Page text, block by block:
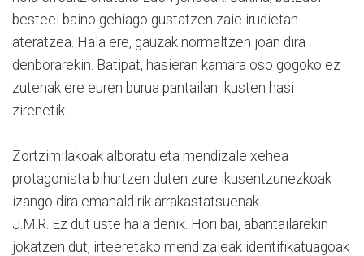
besteei baino gehiago gustatzen zaie irudietan
ateratzea. Hala ere, gauzak normaltzen joan dira
denborarekin. Batipat, hasieran kamara oso gogoko ez
zutenak ere euren burua pantailan ikusten hasi
zirenetik.
Zortzimilakoak alboratu eta mendizale xehea
protagonista bihurtzen duten zure ikusentzunezkoak
izango dira emanaldirik arrakastatsuenak…
J.M.R. Ez dut uste hala denik. Hori bai, abantailarekin
jokatzen dut, irteeretako mendizaleak identifikatuagoak